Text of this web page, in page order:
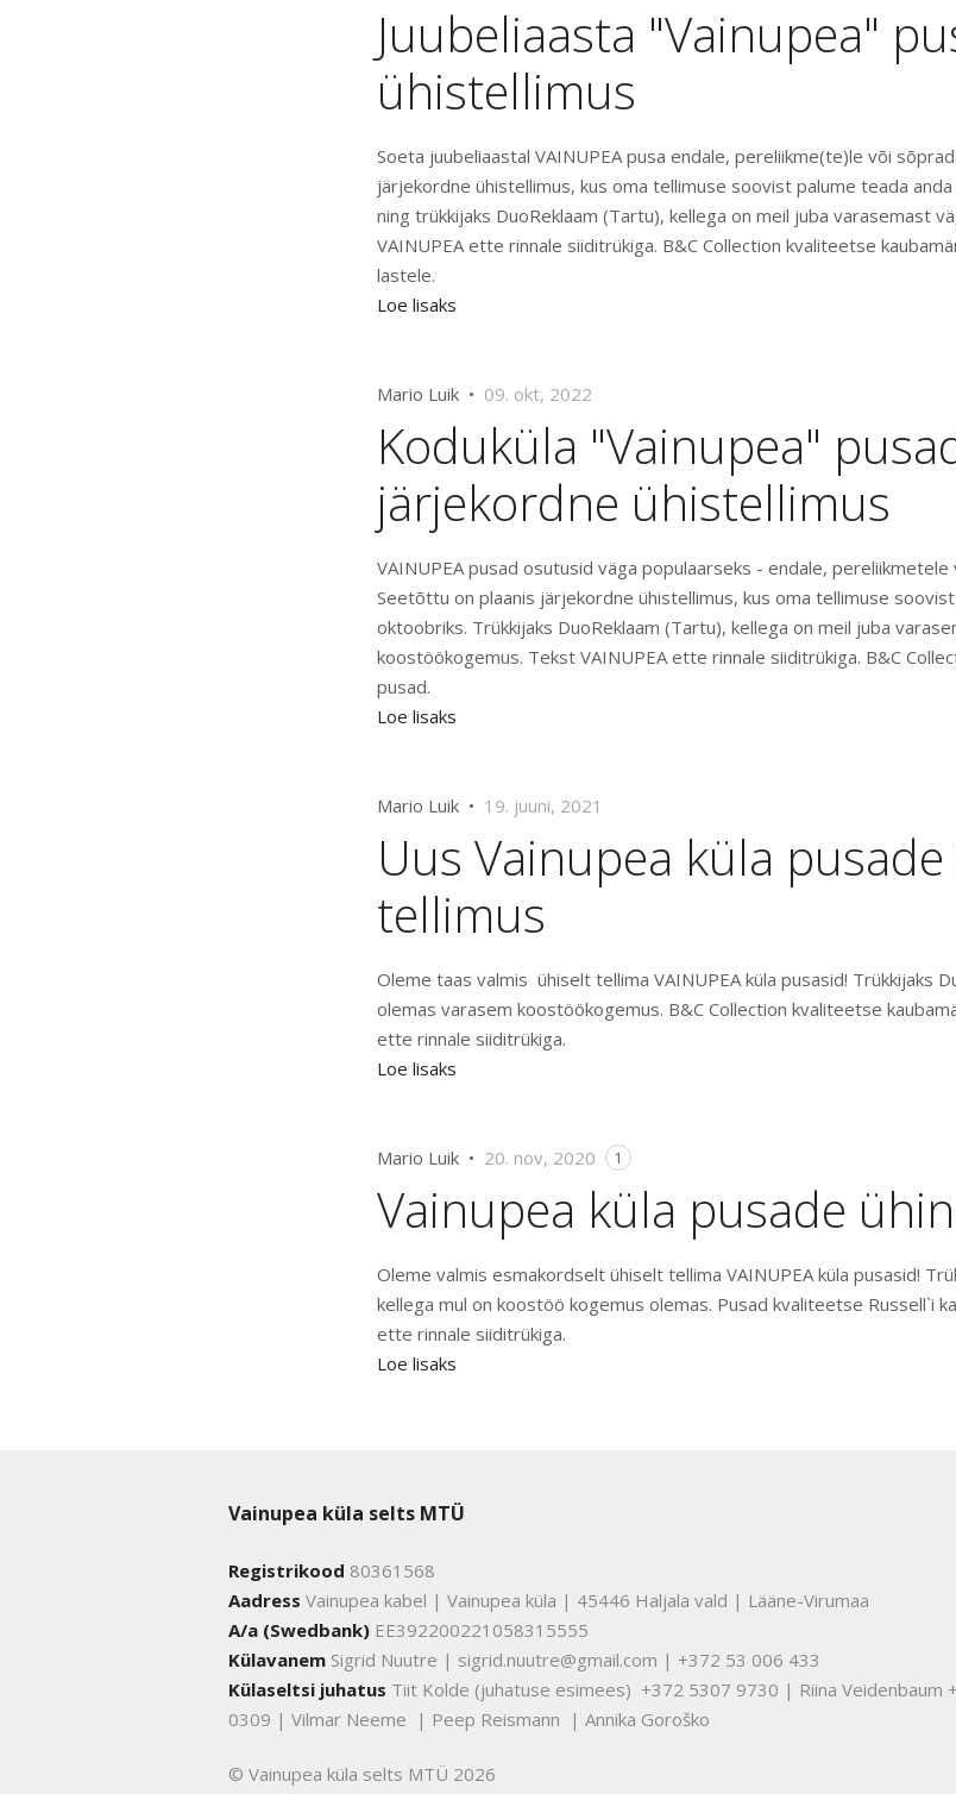
Juubeliaasta "Vainupea"
ühistellimus
Soeta juubeliaastal VAINUPEA pusa endale, pereliikme(te)le või
järjekordne ühistellimus, kus oma tellimuse soovist palume teada
ning trükkijaks DuoReklaam (Tartu), kellega on meil juba varasemast
VAINUPEA ette rinnale siiditrükiga. B&C Collection kvaliteetse
lastele.
Loe lisaks
Mario Luik • 09. okt, 2022
Koduküla "Vainupea"
järjekordne ühistellimus
VAINUPEA pusad osutusid väga populaarseks - endale,
Seetõttu on plaanis järjekordne ühistellimus, kus oma tellimuse
oktoobriks. Trükkijaks DuoReklaam (Tartu), kellega on meil juba
koostöökogemus. Tekst VAINUPEA ette rinnale siiditrükiga. B&C
pusad.
Loe lisaks
Mario Luik • 19. juuni, 2021
Uus Vainupea küla
tellimus
Oleme taas valmis ühiselt tellima VAINUPEA küla pusasid! Trükkijaks
olemas varasem koostöökogemus. B&C Collection kvaliteetse
ette rinnale siiditrükiga.
Loe lisaks
Mario Luik • 20. nov, 2020 1
Vainupea küla pusade
Oleme valmis esmakordselt ühiselt tellima VAINUPEA küla pusasid!
kellega mul on koostöö kogemus olemas. Pusad kvaliteetse Russell`i
ette rinnale siiditrükiga.
Loe lisaks
Vainupea küla selts MTÜ
Registrikood 80361568
Aadress Vainupea kabel | Vainupea küla | 45446 Haljala vald | Lääne-Virumaa
A/a (Swedbank) EE392200221058315555
Külavanem Sigrid Nuutre | sigrid.nuutre@gmail.com | +372 53 006 433
Külaseltsi juhatus Tiit Kolde (juhatuse esimees) +372 5307 9730 | Riina Veidenbaum
0309 | Vilmar Neeme | Peep Reismann | Annika Goroško
© Vainupea küla selts MTÜ 2026